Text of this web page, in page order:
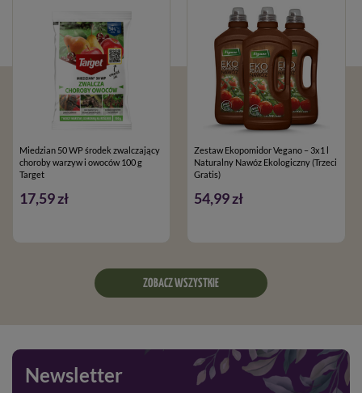
Miedzian 50 WP środek zwalczający
choroby warzyw i owoców 100 g
Target
17,59 zł
Zestaw Ekopomidor Vegano – 3x1 l
Naturalny Nawóz Ekologiczny (Trzeci
Gratis)
54,99 zł
ZOBACZ WSZYSTKIE
Newsletter